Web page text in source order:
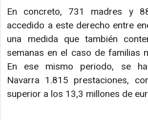
En concreto, 731 madres y
accedido a este derecho entre
una medida que también
semanas en el caso de familias
En ese mismo periodo, se
Navarra 1.815 prestaciones,
superior a los 13,3 millones de